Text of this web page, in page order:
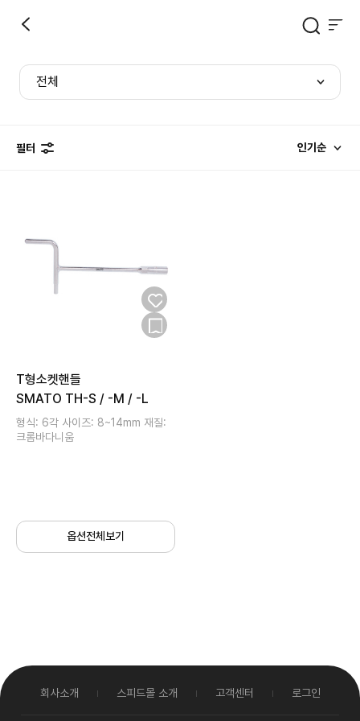
전체
필터 인기순
T형소켓핸들
SMATO TH-S / -M / -L
형식: 6각 사이즈: 8~14mm 재질:
크롬바다니움
옵션전체보기
회사소개 스피드몰 소개 고객센터 로그인